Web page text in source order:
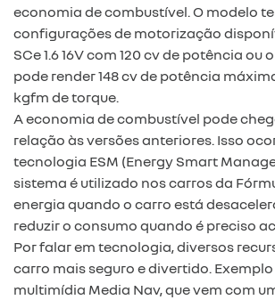
economia de combustível. O modelo
configurações de motorização
SCe 1.6 16V com 120 cv de potência ou o
pode render 148 cv de potência
kgfm de torque.
A economia de combustível pode
relação às versões anteriores. Isso
tecnologia ESM (Energy Smart
sistema é utilizado nos carros da
energia quando o carro está
reduzir o consumo quando é preciso
Por falar em tecnologia, diversos
carro mais seguro e divertido.
multimídia Media Nav, que vem com